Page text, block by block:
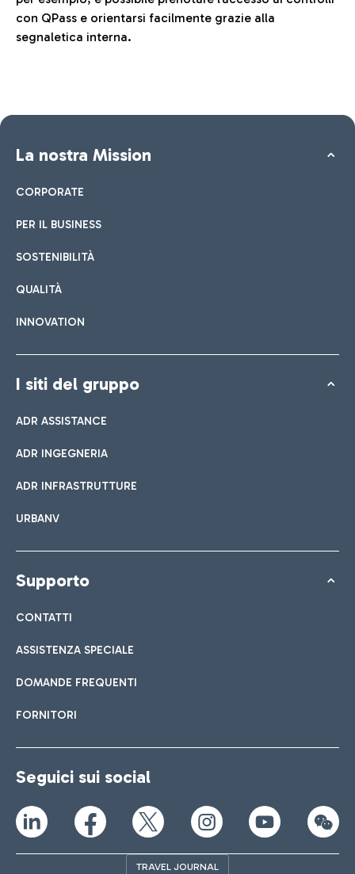
con QPass e orientarsi facilmente grazie alla
segnaletica interna.
La nostra Mission
CORPORATE
PER IL BUSINESS
SOSTENIBILITÀ
QUALITÀ
INNOVATION
I siti del gruppo
ADR ASSISTANCE
ADR INGEGNERIA
ADR INFRASTRUTTURE
URBANV
Supporto
CONTATTI
ASSISTENZA SPECIALE
DOMANDE FREQUENTI
FORNITORI
Seguici sui social
TRAVEL JOURNAL